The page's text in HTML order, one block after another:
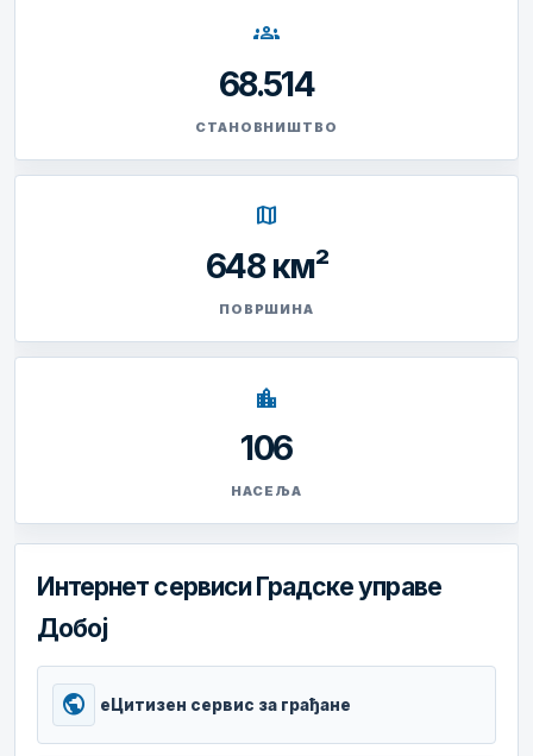
groups
68.514
СТАНОВНИШТВО
map
648 км²
ПОВРШИНА
location_city
106
НАСЕЉА
Интернет сервиси Градске управе
Добој
public еЦитизен сервис за грађане